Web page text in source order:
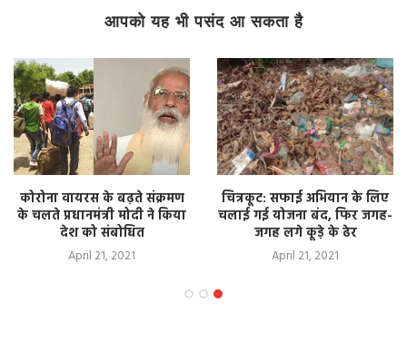
आपको यह भी पसंद आ सकता है
कोरोना वायरस के बढ़ते संक्रमण
के चलते प्रधानमंत्री मोदी ने किया
देश को संबोधित
April 21, 2021
चित्रकूट: सफाई अभियान के लिए
चलाई गई योजना बंद, फिर जगह-
जगह लगे कूड़े के ढेर
April 21, 2021